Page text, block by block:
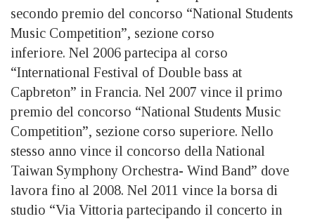
secondo premio del concorso “National Students
Music Competition”, sezione corso
inferiore. Nel 2006 partecipa al corso
“International Festival of Double bass at
Capbreton” in Francia. Nel 2007 vince il primo
premio del concorso “National Students Music
Competition”, sezione corso superiore. Nello
stesso anno vince il concorso della National
Taiwan Symphony Orchestra- Wind Band” dove
lavora fino al 2008. Nel 2011 vince la borsa di
studio “Via Vittoria partecipando il concerto in